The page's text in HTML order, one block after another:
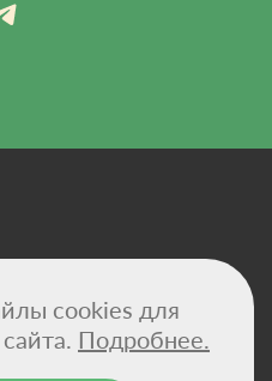
оферта
компании
cookies для
Подробнее.